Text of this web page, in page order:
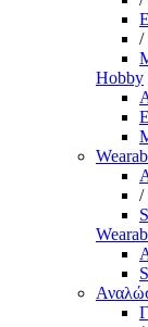
/
Hobby
/